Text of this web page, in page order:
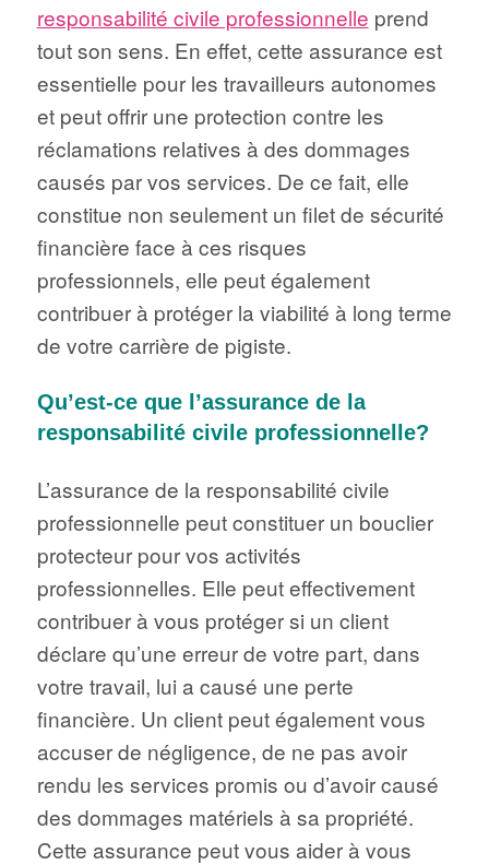
responsabilité civile professionnelle prend
tout son sens. En effet, cette assurance est
essentielle pour les travailleurs autonomes
et peut offrir une protection contre les
réclamations relatives à des dommages
causés par vos services. De ce fait, elle
constitue non seulement un filet de sécurité
financière face à ces risques
professionnels, elle peut également
contribuer à protéger la viabilité à long terme
de votre carrière de pigiste.
Qu’est-ce que l’assurance de la
responsabilité civile professionnelle?
L’assurance de la responsabilité civile
professionnelle peut constituer un bouclier
protecteur pour vos activités
professionnelles. Elle peut effectivement
contribuer à vous protéger si un client
déclare qu’une erreur de votre part, dans
votre travail, lui a causé une perte
financière. Un client peut également vous
accuser de négligence, de ne pas avoir
rendu les services promis ou d’avoir causé
des dommages matériels à sa propriété.
Cette assurance peut vous aider à vous